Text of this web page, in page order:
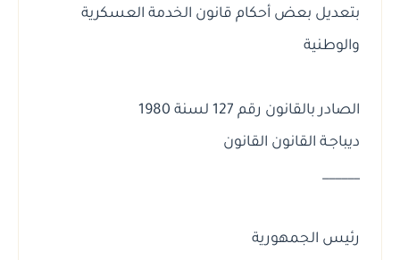
بتعديل بعض أحكام قانون الخدمة العسكرية
والوطنية
الصادر بالقانون رقم 127 لسنة 1980
ديباجـة القانون القانون
______
رئيس الجمهورية